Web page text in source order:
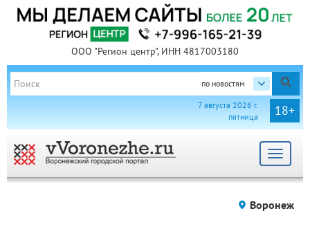
ООО "Регион центр", ИНН 4817003180
по новостям
18+
7 августа 2026 г.
пятница
Toggle
Воронеж